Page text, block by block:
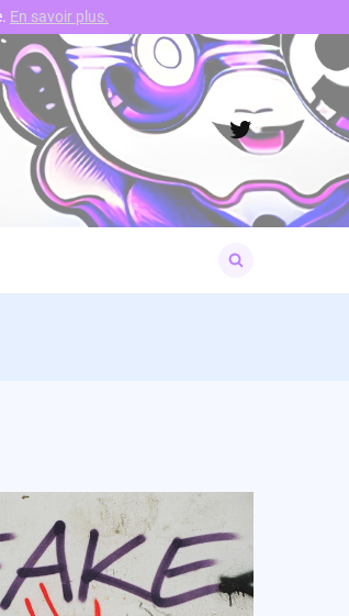
Twitter
for:
En savoir plus.